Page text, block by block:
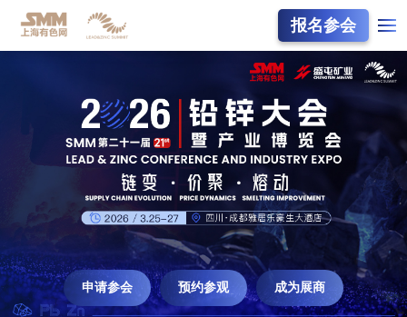
报名参会
申请参会 预约参观 成为展商